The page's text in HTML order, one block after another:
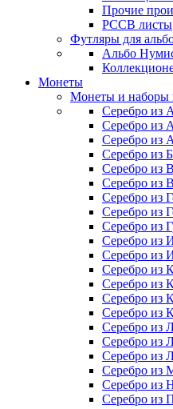
Прочие
РССВ листы
Футляры для
Альбо
Монеты
Монеты и наборы
Серебро из
Серебро из
Серебро из
Серебро из
Серебро из
Серебро из
Серебро из
Серебро из
Серебро из
Серебро из
Серебро из
Серебро из
Серебро из
Серебро из
Серебро из
Серебро из
Серебро из
Серебро из
Серебро из
Серебро из
Серебро из